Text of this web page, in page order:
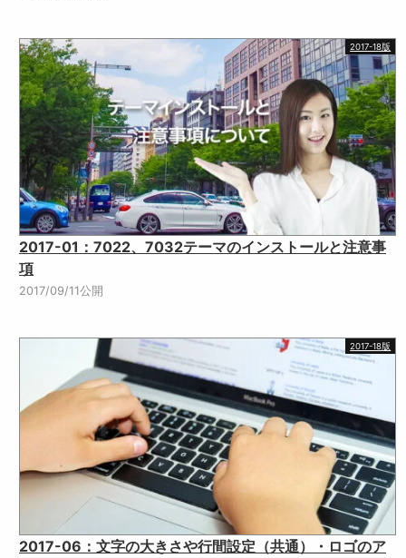
2017-18版
2017-01：7022、7032テーマのインストールと注意事
項
2017/09/11公開
2017-18版
2017-06：文字の大きさや行間設定（共通）・ロゴのア